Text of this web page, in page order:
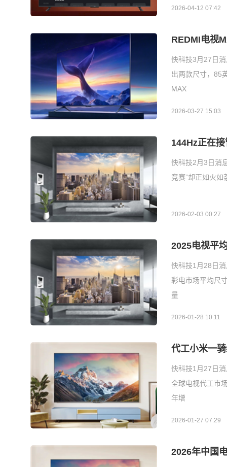
2026-04-12 07:42
REDMI电视
快科技3月27日
出两款尺寸，85
MAX
2026-03-27 15:03
144Hz正在
快科技2月3日消
竞赛”却正如火
2026-02-03 00:27
2025电视平
快科技1月28日
彩电市场平均尺
量
2026-01-28 10:11
代工小米一
快科技1月27日
全球电视代工市
年增
2026-01-27 07:29
2026年中国